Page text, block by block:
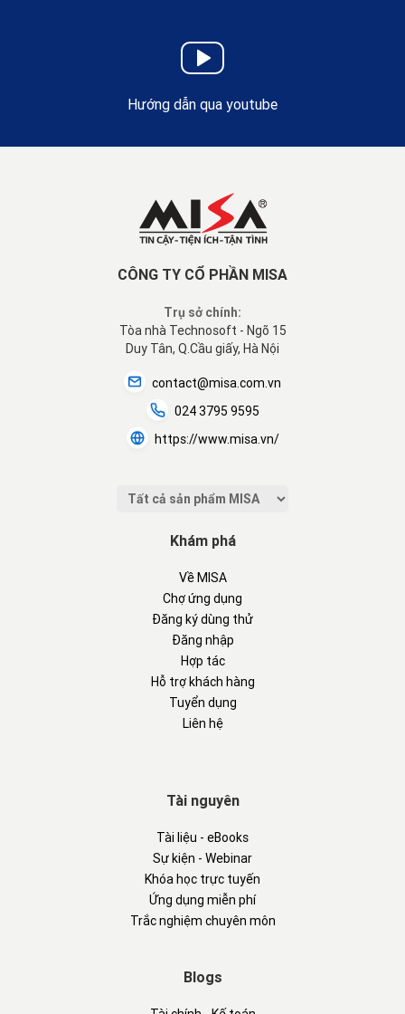
Hướng dẫn qua youtube
CÔNG TY CỔ PHẦN MISA
Trụ sở chính:
Tòa nhà Technosoft - Ngõ 15
Duy Tân, Q.Cầu giấy, Hà Nội
contact@misa.com.vn
024 3795 9595
https://www.misa.vn/
Khám phá
Về MISA
Chợ ứng dụng
Đăng ký dùng thử
Đăng nhập
Hợp tác
Hỗ trợ khách hàng
Tuyển dụng
Liên hệ
Tài nguyên
Tài liệu - eBooks
Sự kiện - Webinar
Khóa học trực tuyến
Ứng dụng miễn phí
Trắc nghiệm chuyên môn
Blogs